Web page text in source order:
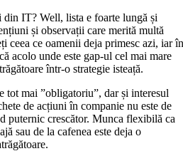
din IT? Well, lista e foarte lungă și
și observații care merită multă
ceea ce oamenii deja primesc azi, iar în
acolo unde este gap-ul cel mai mare
într-o strategie isteață.
tot mai ”obligatoriu”, dar și interesul
de acțiuni în companie nu este de
puternic crescător. Munca flexibilă ca
sau de la cafenea este deja o